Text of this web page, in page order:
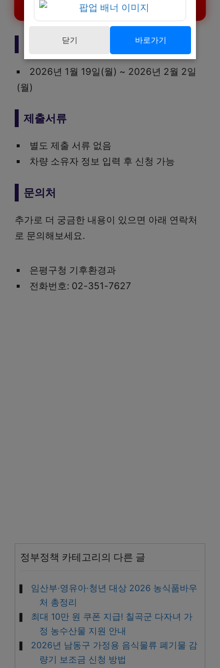
환경개선부담금 연납 신청하기
신청기간
2026년 1월 19일(월) ~ 2026년 2월 2일
(월)
제출서류
별도 제출 서류 없음
차량 소유자 정보 입력 후 신청 가능
문의처
추가로 더 궁금한 내용이 있으면 아래 연락처
로 문의해보세요.
은평구청 기후환경과
전화번호: 02-351-7627
정부정책 카테고리의 다른 글
임산부·영유아·청년 대상 2026 농식품바우
처 총정리
최대 10만 원 쿠폰 지급! 칠곡군 다자녀 가
정 농수산물 지원 안내
2026년 남동구 가정용 음식물류 폐기물 감
량기 보조금 신청 방법
닫기 바로가기